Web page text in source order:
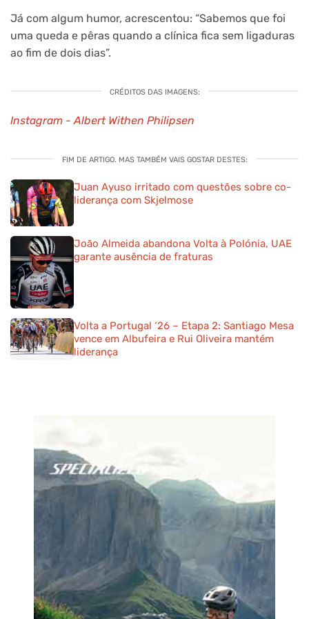
Já com algum humor, acrescentou: “Sabemos que foi
uma queda e pêras quando a clínica fica sem ligaduras
ao fim de dois dias”.
CRÉDITOS DAS IMAGENS:
Instagram - Albert Withen Philipsen
FIM DE ARTIGO. MAS TAMBÉM VAIS GOSTAR DESTES:
Juan Ayuso irritado com questões sobre co-
liderança com Skjelmose
João Almeida abandona Volta à Polónia, UAE
garante ausência de fraturas
Volta a Portugal ‘26 – Etapa 2: Santiago Mesa
vence em Albufeira e Rui Oliveira mantém
liderança